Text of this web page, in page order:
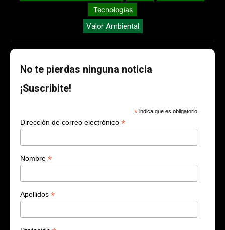
Tecnologías
Valor Ambiental
No te pierdas ninguna noticia
¡Suscribite!
* indica que es obligatorio
Dirección de correo electrónico *
Nombre *
Apellidos *